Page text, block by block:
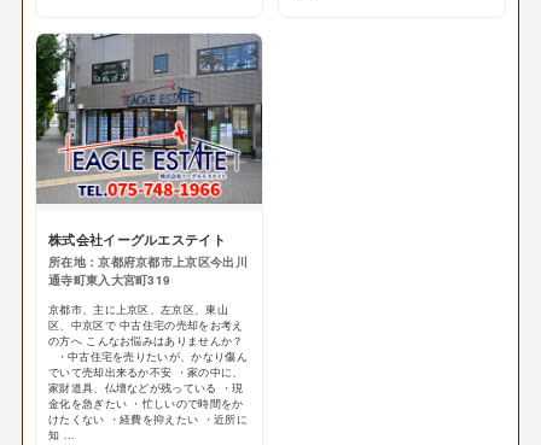
株式会社イーグルエステイト
所在地：京都府京都市上京区今出川
通寺町東入大宮町319
京都市、主に上京区、左京区、東山
区、中京区で 中古住宅の売却をお考え
の方へ こんなお悩みはありませんか？
・中古住宅を売りたいが、かなり傷ん
でいて売却出来るか不安 ・家の中に、
家財道具、仏壇などが残っている ・現
金化を急ぎたい ・忙しいので時間をか
けたくない ・経費を抑えたい ・近所に
知 ...